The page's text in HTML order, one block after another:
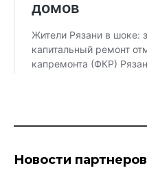
Новости партнеров